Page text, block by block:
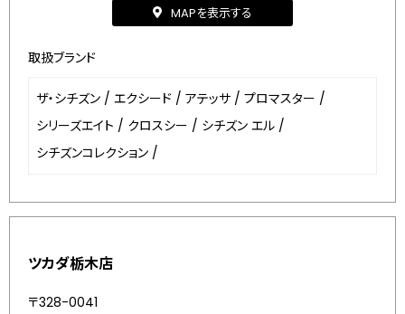
MAPを表示する
取扱ブランド
ザ・シチズン / エクシード / アテッサ / プロマスター /
シリーズエイト / クロスシー / シチズン エル /
シチズンコレクション /
ツカダ栃木店
〒328-0041